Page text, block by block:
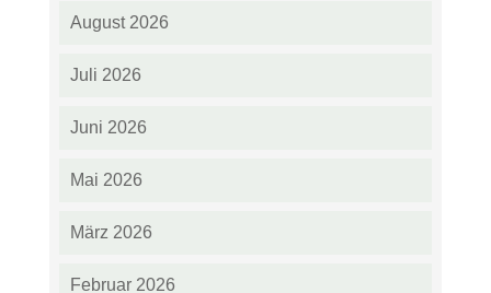
August 2026
Juli 2026
Juni 2026
Mai 2026
März 2026
Februar 2026